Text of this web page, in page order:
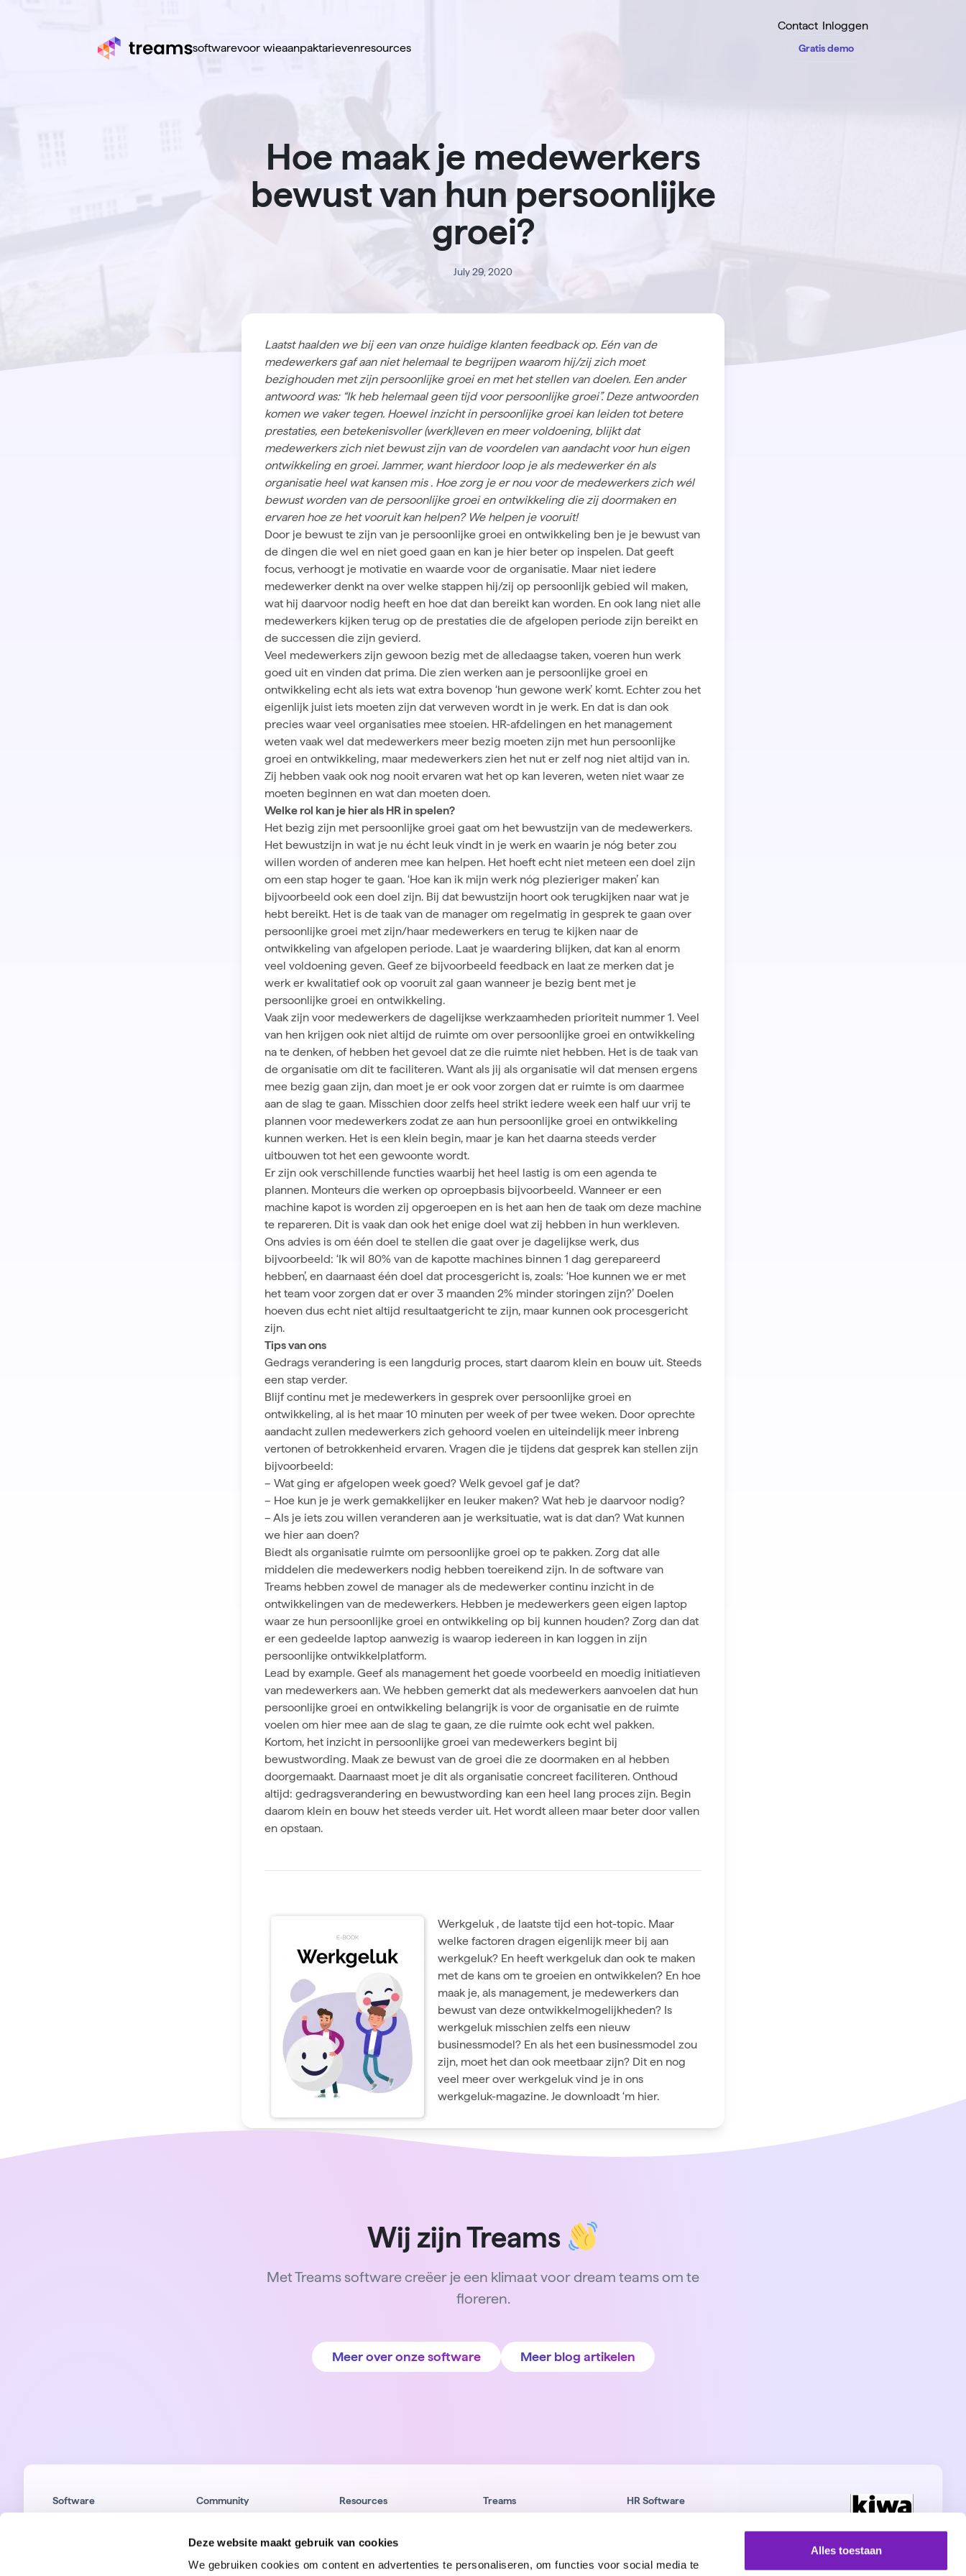
Deze website maakt gebruik van cookies
We gebruiken cookies om content en advertenties te personaliseren, om functies voor social media te
Alles toestaan
Contact Inloggen
softwarevoor wieaanpaktarievenresources Gratis demo
Hoe maak je medewerkers
bewust van hun persoonlijke
groei?
July 29, 2020
Laatst haalden we bij een van onze huidige klanten feedback op. Eén van de
medewerkers gaf aan niet helemaal te begrijpen waarom hij/zij zich moet
bezighouden met zijn persoonlijke groei en met het stellen van doelen. Een ander
antwoord was: “Ik heb helemaal geen tijd voor persoonlijke groei”. Deze antwoorden
komen we vaker tegen. Hoewel inzicht in persoonlijke groei kan leiden tot betere
prestaties, een betekenisvoller (werk)leven en meer voldoening, blijkt dat
medewerkers zich niet bewust zijn van de voordelen van aandacht voor hun eigen
ontwikkeling en groei. Jammer, want hierdoor loop je als medewerker én als
organisatie heel wat kansen mis . Hoe zorg je er nou voor de medewerkers zich wél
bewust worden van de persoonlijke groei en ontwikkeling die zij doormaken en
ervaren hoe ze het vooruit kan helpen? We helpen je vooruit!
Door je bewust te zijn van je persoonlijke groei en ontwikkeling ben je je bewust van
de dingen die wel en niet goed gaan en kan je hier beter op inspelen. Dat geeft
focus, verhoogt je motivatie en waarde voor de organisatie. Maar niet iedere
medewerker denkt na over welke stappen hij/zij op persoonlijk gebied wil maken,
wat hij daarvoor nodig heeft en hoe dat dan bereikt kan worden. En ook lang niet alle
medewerkers kijken terug op de prestaties die de afgelopen periode zijn bereikt en
de successen die zijn gevierd.
Veel medewerkers zijn gewoon bezig met de alledaagse taken, voeren hun werk
goed uit en vinden dat prima. Die zien werken aan je persoonlijke groei en
ontwikkeling echt als iets wat extra bovenop ‘hun gewone werk’ komt. Echter zou het
eigenlijk juist iets moeten zijn dat verweven wordt in je werk. En dat is dan ook
precies waar veel organisaties mee stoeien. HR-afdelingen en het management
weten vaak wel dat medewerkers meer bezig moeten zijn met hun persoonlijke
groei en ontwikkeling, maar medewerkers zien het nut er zelf nog niet altijd van in.
Zij hebben vaak ook nog nooit ervaren wat het op kan leveren, weten niet waar ze
moeten beginnen en wat dan moeten doen.
Welke rol kan je hier als HR in spelen?
Het bezig zijn met persoonlijke groei gaat om het bewustzijn van de medewerkers.
Het bewustzijn in wat je nu écht leuk vindt in je werk en waarin je nóg beter zou
willen worden of anderen mee kan helpen. Het hoeft echt niet meteen een doel zijn
om een stap hoger te gaan. ‘Hoe kan ik mijn werk nóg plezieriger maken’ kan
bijvoorbeeld ook een doel zijn. Bij dat bewustzijn hoort ook terugkijken naar wat je
hebt bereikt. Het is de taak van de manager om regelmatig in gesprek te gaan over
persoonlijke groei met zijn/haar medewerkers en terug te kijken naar de
ontwikkeling van afgelopen periode. Laat je waardering blijken, dat kan al enorm
veel voldoening geven. Geef ze bijvoorbeeld feedback en laat ze merken dat je
werk er kwalitatief ook op vooruit zal gaan wanneer je bezig bent met je
persoonlijke groei en ontwikkeling.
Vaak zijn voor medewerkers de dagelijkse werkzaamheden prioriteit nummer 1. Veel
van hen krijgen ook niet altijd de ruimte om over persoonlijke groei en ontwikkeling
na te denken, of hebben het gevoel dat ze die ruimte niet hebben. Het is de taak van
de organisatie om dit te faciliteren. Want als jij als organisatie wil dat mensen ergens
mee bezig gaan zijn, dan moet je er ook voor zorgen dat er ruimte is om daarmee
aan de slag te gaan. Misschien door zelfs heel strikt iedere week een half uur vrij te
plannen voor medewerkers zodat ze aan hun persoonlijke groei en ontwikkeling
kunnen werken. Het is een klein begin, maar je kan het daarna steeds verder
uitbouwen tot het een gewoonte wordt.
Er zijn ook verschillende functies waarbij het heel lastig is om een agenda te
plannen. Monteurs die werken op oproepbasis bijvoorbeeld. Wanneer er een
machine kapot is worden zij opgeroepen en is het aan hen de taak om deze machine
te repareren. Dit is vaak dan ook het enige doel wat zij hebben in hun werkleven.
Ons advies is om één doel te stellen die gaat over je dagelijkse werk, dus
bijvoorbeeld: ‘Ik wil 80% van de kapotte machines binnen 1 dag gerepareerd
hebben’, en daarnaast één doel dat procesgericht is, zoals: ‘Hoe kunnen we er met
het team voor zorgen dat er over 3 maanden 2% minder storingen zijn?’ Doelen
hoeven dus echt niet altijd resultaatgericht te zijn, maar kunnen ook procesgericht
zijn.
Tips van ons
Gedrags verandering is een langdurig proces, start daarom klein en bouw uit. Steeds
een stap verder.
Blijf continu met je medewerkers in gesprek over persoonlijke groei en
ontwikkeling, al is het maar 10 minuten per week of per twee weken. Door oprechte
aandacht zullen medewerkers zich gehoord voelen en uiteindelijk meer inbreng
vertonen of betrokkenheid ervaren. Vragen die je tijdens dat gesprek kan stellen zijn
bijvoorbeeld:
– Wat ging er afgelopen week goed? Welk gevoel gaf je dat?
– Hoe kun je je werk gemakkelijker en leuker maken? Wat heb je daarvoor nodig?
– Als je iets zou willen veranderen aan je werksituatie, wat is dat dan? Wat kunnen
we hier aan doen?
Biedt als organisatie ruimte om persoonlijke groei op te pakken. Zorg dat alle
middelen die medewerkers nodig hebben toereikend zijn. In de software van
Treams hebben zowel de manager als de medewerker continu inzicht in de
ontwikkelingen van de medewerkers. Hebben je medewerkers geen eigen laptop
waar ze hun persoonlijke groei en ontwikkeling op bij kunnen houden? Zorg dan dat
er een gedeelde laptop aanwezig is waarop iedereen in kan loggen in zijn
persoonlijke ontwikkelplatform.
Lead by example. Geef als management het goede voorbeeld en moedig initiatieven
van medewerkers aan. We hebben gemerkt dat als medewerkers aanvoelen dat hun
persoonlijke groei en ontwikkeling belangrijk is voor de organisatie en de ruimte
voelen om hier mee aan de slag te gaan, ze die ruimte ook echt wel pakken.
Kortom, het inzicht in persoonlijke groei van medewerkers begint bij
bewustwording. Maak ze bewust van de groei die ze doormaken en al hebben
doorgemaakt. Daarnaast moet je dit als organisatie concreet faciliteren. Onthoud
altijd: gedragsverandering en bewustwording kan een heel lang proces zijn. Begin
daarom klein en bouw het steeds verder uit. Het wordt alleen maar beter door vallen
en opstaan.
Werkgeluk , de laatste tijd een hot-topic. Maar
welke factoren dragen eigenlijk meer bij aan
werkgeluk? En heeft werkgeluk dan ook te maken
met de kans om te groeien en ontwikkelen? En hoe
maak je, als management, je medewerkers dan
bewust van deze ontwikkelmogelijkheden? Is
werkgeluk misschien zelfs een nieuw
businessmodel? En als het een businessmodel zou
zijn, moet het dan ook meetbaar zijn? Dit en nog
veel meer over werkgeluk vind je in ons
werkgeluk-magazine. Je downloadt ‘m hier.
Wij zijn Treams
Met Treams software creëer je een klimaat voor dream teams om te
floreren.
Meer over onze software Meer blog artikelen
Software Community
Partners
Resources
Klantverhalen
Blog
Treams
Responsible disclosure
HR Software